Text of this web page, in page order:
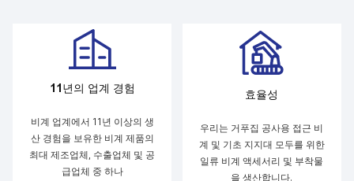
11년의 업계 경험
비계 업계에서 11년 이상의 생
산 경험을 보유한 비계 제품의
최대 제조업체, 수출업체 및 공
급업체 중 하나
효율성
우리는 거푸집 공사용 접근 비
계 및 기초 지지대 모두를 위한
일류 비계 액세서리 및 부착물
을 생산합니다.